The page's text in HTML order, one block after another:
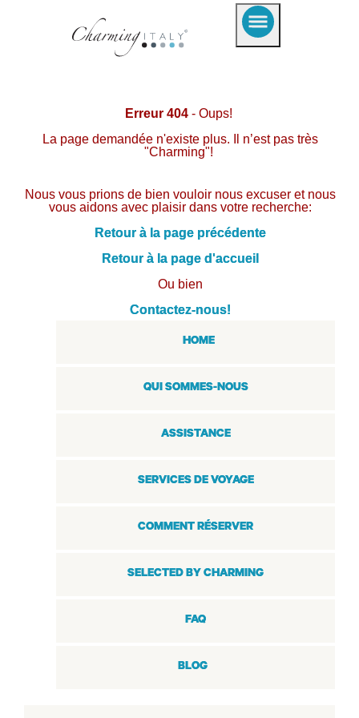
Erreur 404 - Oups!
La page demandée n'existe plus. Il n’est pas très
"Charming"!
Nous vous prions de bien vouloir nous excuser et nous
vous aidons avec plaisir dans votre recherche:
Retour à la page précédente
Retour à la page d'accueil
Ou bien
Contactez-nous!
HOME
QUI SOMMES-NOUS
ASSISTANCE
SERVICES DE VOYAGE
COMMENT RÉSERVER
SELECTED BY CHARMING
FAQ
BLOG